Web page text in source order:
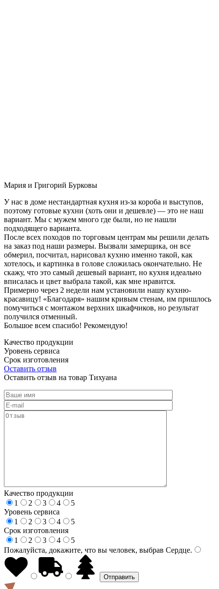
Мария и Григорий Бурковы
У нас в доме нестандартная кухня из-за короба и выступов,
поэтому готовые кухни (хоть они и дешевле) — это не наш
вариант. Мы с мужем много где были, но не нашли
подходящего варианта.
После всех походов по торговым центрам мы решили делать
на заказ под наши размеры. Вызвали замерщика, он все
обмерил, посчитал, нарисовал кухню именно такой, как
хотелось, и картинка в голове сложилась окончательно. Не
скажу, что это самый дешевый вариант, но кухня идеально
вписалась и цвет выбрала такой, как мне нравится.
Примерно через 2 недели нам установили нашу кухню-
красавицу! «Благодаря» нашим кривым стенам, им пришлось
помучиться с монтажом верхних шкафчиков, но результат
получился отменный.
Большое всем спасибо! Рекомендую!
Качество продукции
Уровень сервиса
Срок изготовления
Оставить отзыв
Оставить отзыв на товар Тихуана
Качество продукции
1
2 3 4
5
Уровень сервиса
1
2 3 4
5
Срок изготовления
1
2 3 4
5
Пожалуйста, докажите, что вы человек, выбрав Сердце.